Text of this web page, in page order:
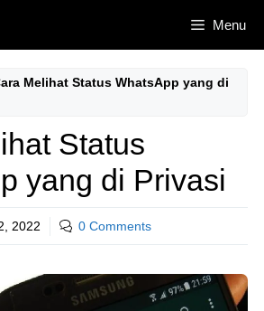
Menu
Melihat Status WhatsApp yang di
Status
yang di Privasi
2022 0 Comments